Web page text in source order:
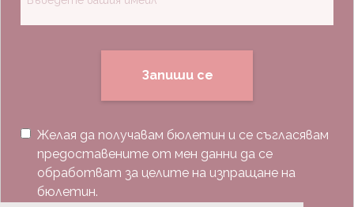
Запиши се
Желая да получавам бюлетин и се съгласявам
предоставените от мен данни да се
обработват за целите на изпращане на
бюлетин.